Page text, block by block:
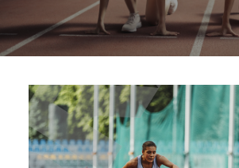
SKLEP
NASZE AKCJE